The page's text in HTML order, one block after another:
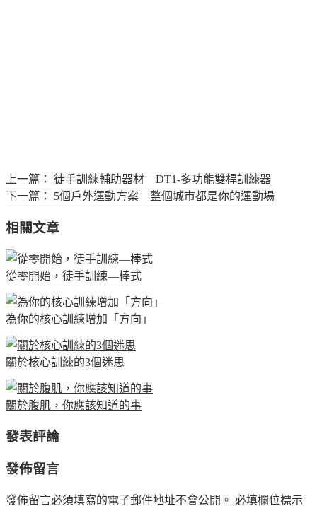
上一篇：
徒手訓練輔助器材 DT1-多功能雙桿訓練器
下一篇：
5個戶外運動方案 整個城市都是你的運動場
相關文章
從零開始，徒手訓練—棒式
為你的核心訓練增加「方向」
關於核心訓練的3個迷思
關於腹肌，你應該知道的事
發表評論
發佈留言
發佈留言必須填寫的電子郵件地址不會公開。 必填欄位標示